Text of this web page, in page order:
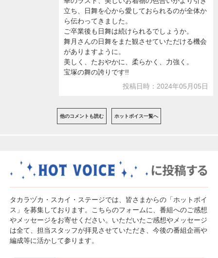
立ち、日舞を心から愛しておられるのが全体か
ら伝わってきました。
ご卒業後も日舞は続けられるでしょうか。
舞月さんの日舞をまた観させていただける機会
がありますように。
美しく、たおやかに、柔らかく、力強く。
宝塚の舞の誇りです!!
投稿日時：2024年05月05日
他のコメントも読む ホットボイス一覧へ
タカラヅカ・スカイ・ステージでは、皆さまからの「ホットボイ
ス」を募集しております。こちらのフォームに、番組へのご感想
やメッセージをお寄せください。いただいたご感想やメッセージ
は全て、担当スタッフが拝見させていただき、今後の番組企画や
編成等に活かして参ります。